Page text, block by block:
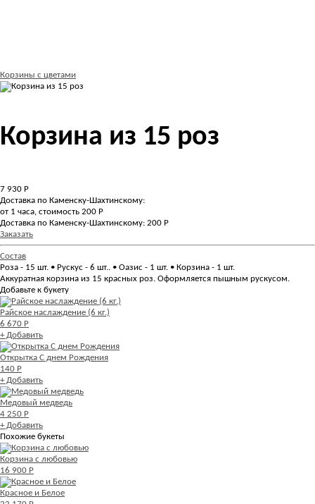
Корзины с цветами
Корзина из 15 роз
7 930 Р
Доставка по Каменску-Шахтинскому:
от 1 часа, стоимость 200 Р
Доставка по Каменску-Шахтинскому: 200 Р
Заказать
Состав
Роза - 15 шт. • Рускус - 6 шт.. • Оазис - 1 шт. • Корзина - 1 шт.
Аккуратная корзина из 15 красных роз. Оформляется пышным рускусом.
Добавьте к букету
Райское наслаждение (6 кг.)
6 670 Р
+ Добавить
Открытка С днем Рождения
140 Р
+ Добавить
Медовый медведь
4 250 Р
+ Добавить
Похожие букеты
Корзина с любовью
16 900 Р
Красное и Белое